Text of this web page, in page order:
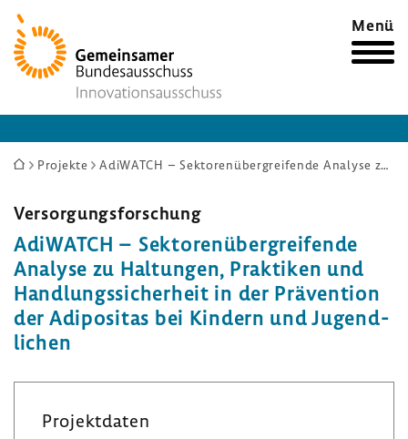
Zur
Startseite
Menü
Sie
hier:
Projekte AdiWATCH – Sektorenübergreifende Analyse zu Haltungen, Praktiken und Handlungssicherheit in der Prävention der Adipositas bei Kindern und Jugendlichen
Versor­gungs­for­schung
AdiWATCH – Sekto­ren­über­grei­fende
Analyse zu Haltungen, Prak­tiken und
Hand­lungs­si­cher­heit in der Präven­tion
der Adipo­sitas bei Kindern und Jugend­
li­chen
Projekt­daten